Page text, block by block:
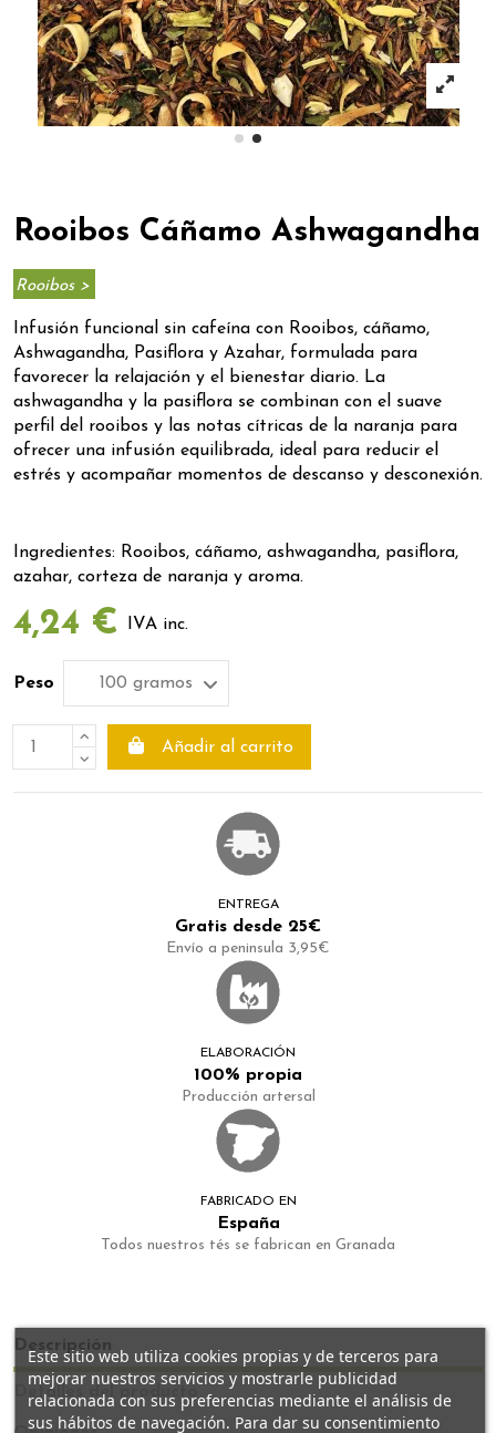
Rooibos Cáñamo Ashwagandha
Rooibos >
Infusión funcional sin cafeína con Rooibos, cáñamo,
Ashwagandha, Pasiflora y Azahar, formulada para
favorecer la relajación y el bienestar diario. La
ashwagandha y la pasiflora se combinan con el suave
perfil del rooibos y las notas cítricas de la naranja para
ofrecer una infusión equilibrada, ideal para reducir el
estrés y acompañar momentos de descanso y desconexión.
Ingredientes: Rooibos, cáñamo, ashwagandha, pasiflora,
azahar, corteza de naranja y aroma.
4,24 € IVA inc.
Peso
Añadir al carrito
ENTREGA
Gratis desde 25€
Envío a peninsula 3,95€
ELABORACIÓN
100% propia
Producción artersal
FABRICADO EN
España
Todos nuestros tés se fabrican en Granada
Descripción
Detalles del producto
Este sitio web utiliza cookies propias y de terceros para
mejorar nuestros servicios y mostrarle publicidad
relacionada con sus preferencias mediante el análisis de
sus hábitos de navegación. Para dar su consentimiento